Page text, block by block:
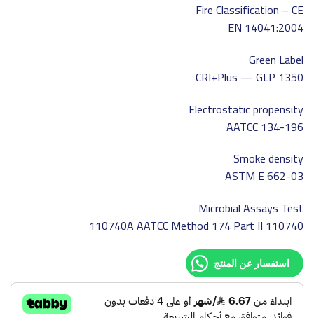
Fire Classification – CE
EN 14041:2004
Green Label
CRI+Plus — GLP 1350
Electrostatic propensity
AATCC 134-196
Smoke density
ASTM E 662-03
Microbial Assays Test
110740 110740A AATCC Method 174 Part II
استفسار عن المنتج